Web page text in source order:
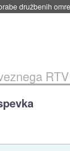
doslej::